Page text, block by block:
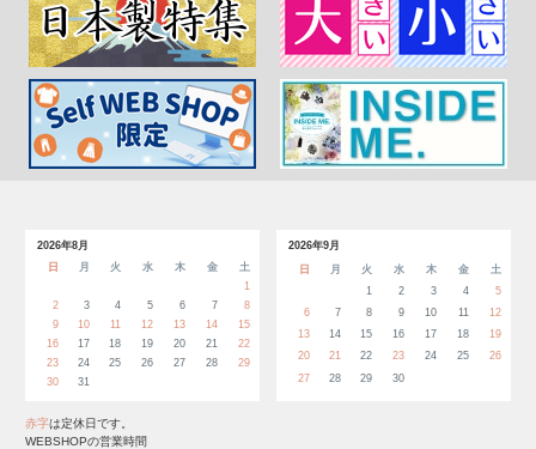
2026年8月
日
月 火 水 木 金
土
1
2
3 4 5 6 7
8
9
10 11 12 13 14
15
16
17 18 19 20 21
22
23
24 25 26 27 28
29
30
31
2026年9月
日
月 火 水 木 金
土
1
2 3 4
5
6
7 8 9 10 11
12
13
14 15 16 17 18
19
20
21 22 23 24 25
26
27
28 29 30
赤字は定休日です。
WEBSHOPの営業時間